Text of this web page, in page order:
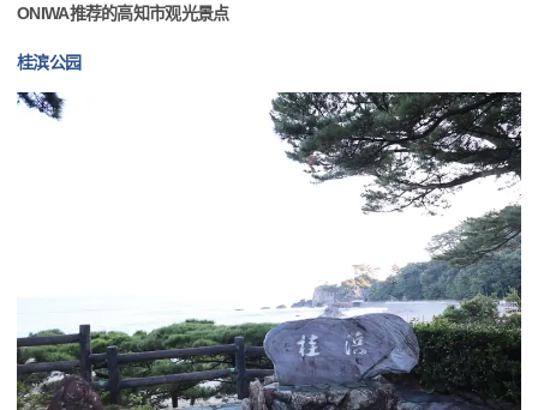
ONIWA推荐的高知市观光景点
桂滨公园